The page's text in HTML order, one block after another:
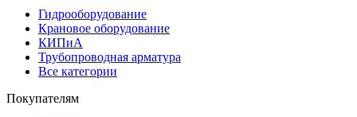
Гидрооборудование
Крановое оборудование
КИПиА
Трубопроводная арматура
Все категории
Покупателям